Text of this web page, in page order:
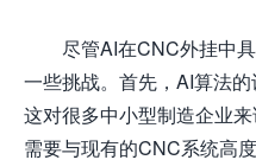
尽管AI在CNC外挂中
一些挑战。首先，AI算法的
这对很多中小型制造企业
需要与现有的CNC系统高